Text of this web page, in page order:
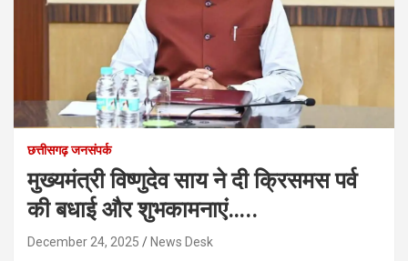
छत्तीसगढ़ जनसंपर्क
मुख्यमंत्री विष्णुदेव साय ने दी क्रिसमस पर्व
की बधाई और शुभकामनाएं…..
December 24, 2025 News Desk